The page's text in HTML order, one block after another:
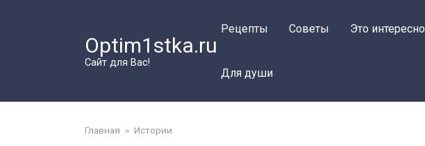
Optim1stka.ru
Сайт для Вас!
Рецепты Советы Это интересно
Для души
Главная » Истории